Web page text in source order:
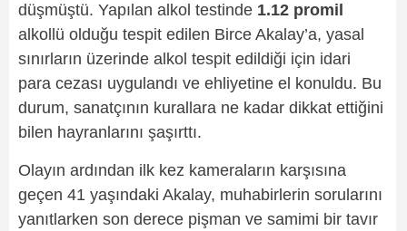
düşmüştü. Yapılan alkol testinde 1.12 promil
alkollü olduğu tespit edilen Birce Akalay’a, yasal
sınırların üzerinde alkol tespit edildiği için idari
para cezası uygulandı ve ehliyetine el konuldu. Bu
durum, sanatçının kurallara ne kadar dikkat ettiğini
bilen hayranlarını şaşırttı.
Olayın ardından ilk kez kameraların karşısına
geçen 41 yaşındaki Akalay, muhabirlerin sorularını
yanıtlarken son derece pişman ve samimi bir tavır